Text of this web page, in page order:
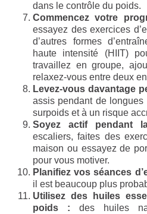
dans le contrôle du poids.
Commencez votre
essayez des exercices
d’autres formes
haute intensité (HIIT)
travaillez en groupe,
relaxez-vous entre deux
Levez-vous davantage
assis pendant de
surpoids et à un risque
Soyez actif pendant
escaliers, faites des
maison ou essayez de
pour vous motiver.
Planifiez vos séances
il est beaucoup plus
Utilisez des huiles
poids : des huiles